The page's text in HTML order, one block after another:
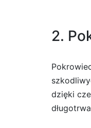
2.
dzięki